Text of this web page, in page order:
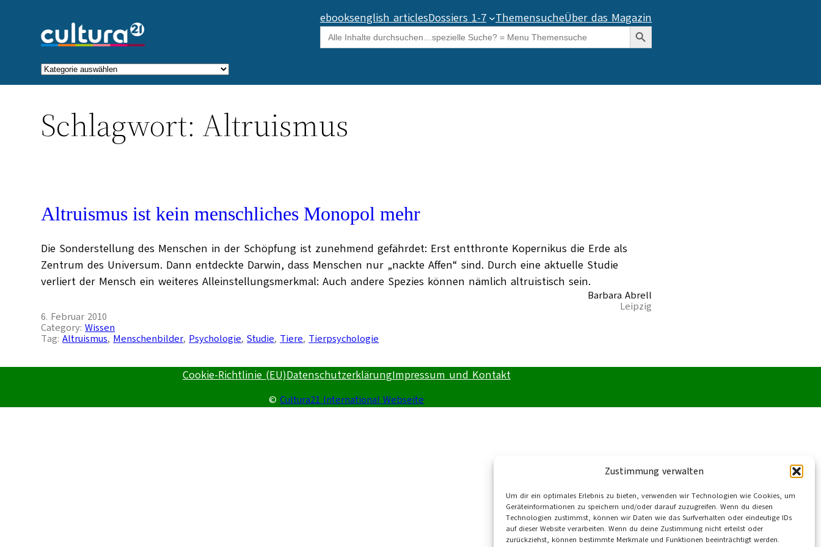
Zustimmung verwalten
Um dir ein optimales Erlebnis zu bieten, verwenden wir Technologien wie Cookies, um
Geräteinformationen zu speichern und/oder darauf zuzugreifen. Wenn du diesen
Technologien zustimmst, können wir Daten wie das Surfverhalten oder eindeutige IDs
auf dieser Website verarbeiten. Wenn du deine Zustimmung nicht erteilst oder
zurückziehst, können bestimmte Merkmale und Funktionen beeinträchtigt werden.
springen
ebooksenglish articlesDossiers 1-7 ThemensucheÜber das Magazin
Search
for:
Search Button
Kategorien
Schlagwort: Altruismus
Altruismus ist kein menschliches Monopol mehr
Die Sonderstellung des Menschen in der Schöpfung ist zunehmend gefährdet: Erst entthronte Kopernikus die Erde als
Zentrum des Universum. Dann entdeckte Darwin, dass Menschen nur „nackte Affen“ sind. Durch eine aktuelle Studie
verliert der Mensch ein weiteres Alleinstellungsmerkmal: Auch andere Spezies können nämlich altruistisch sein.
Barbara Abrell
Leipzig
6. Februar 2010
Category:Wissen
Tag:Altruismus, Menschenbilder, Psychologie, Studie, Tiere, Tierpsychologie
Cookie-Richtlinie (EU)DatenschutzerklärungImpressum und Kontakt
©Cultura21 International Webseite